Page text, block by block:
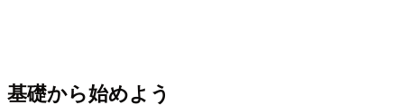
基礎から始めよう